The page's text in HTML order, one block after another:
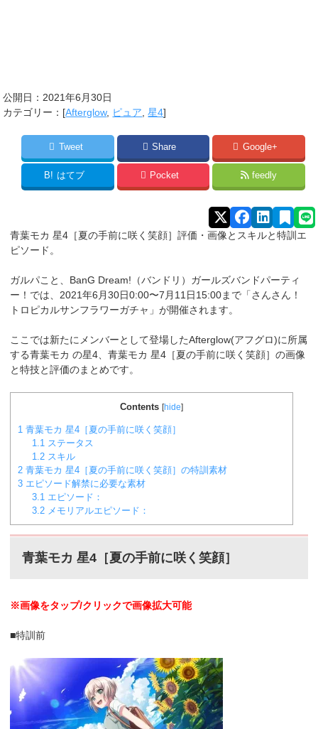
公開日： 2021年6月30日
カテゴリー：[Afterglow, ピュア ,星4]
Tweet Share Google+
B! はてブ Pocket feedly
青葉モカ 星4［夏の手前に咲く笑顔］評価・画像とスキルと特訓エ
ピソード。
ガルパこと、BanG Dream!（バンドリ）ガールズバンドパーティ
ー！では、2021年6月30日0:00〜7月11日15:00まで「さんさん！
トロピカルサンフラワーガチャ」が開催されます。
ここでは新たにメンバーとして登場したAfterglow(アフグロ)に所属
する青葉モカの星4、青葉モカ 星4［夏の手前に咲く笑顔］の画像
と特技と評価のまとめです。
Contents [hide]
1 青葉モカ 星4［夏の手前に咲く笑顔］
1.1 ステータス
1.2 スキル
2 青葉モカ 星4［夏の手前に咲く笑顔］の特訓素材
3 エピソード解禁に必要な素材
3.1 エピソード：
3.2 メモリアルエピソード：
青葉モカ 星4［夏の手前に咲く笑顔］
※画像をタップ/クリックで画像拡大可能
■特訓前